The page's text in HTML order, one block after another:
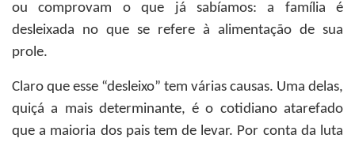
ou comprovam o que já sabíamos: a família é
desleixada no que se refere à alimentação de sua
prole.
Claro que esse “desleixo” tem várias causas. Uma delas,
quiçá a mais determinante, é o cotidiano atarefado
que a maioria dos pais tem de levar. Por conta da luta